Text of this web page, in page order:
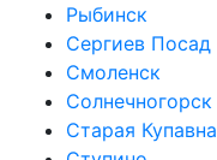
Рыбинск
Сергиев Посад
Смоленск
Солнечногорск
Старая Купавна